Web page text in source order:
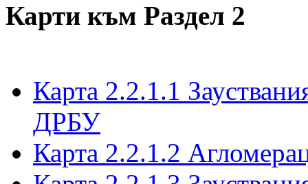
Карти към Раздел 2
Карта 2.2.1.1
ДРБУ
Карта 2.2.1.2